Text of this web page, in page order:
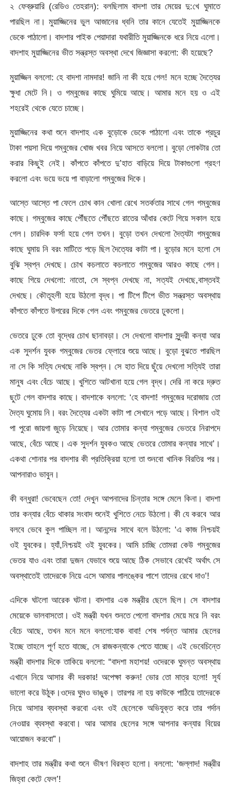
২ ফেব্রুয়ারি (রেডিও তেহরান): বলছিলাম বাদশা তার মেয়ের দু:খে ঘুমাতে
পারছিল না। মুয়াজ্জিনের ভুল আজানের ধ্বনি তার কানে যেতেই মুয়াজ্জিনকে
ডেকে পাঠালো। বাদশার পাইক পেয়াদারা যথারীতি মুয়াজ্জিনকে ধরে নিয়ে এলো।
বাদশাহ মুয়াজ্জিনের ভীত সন্ত্রস্ত অবস্থা দেখে জিজ্ঞাসা করলো: কী হয়েছে?
মুয়াজ্জিন বললো: হে বাদশা নামদার! জানি না কী হয়ে গেল! মনে হচ্ছে দৈত্যের
ক্ষুধা মেটে নি। ও গম্বুজের কাছে ঘুমিয়ে আছে। আমার মনে হয় ও এই
শহরেই থেকে যেতে চাচ্ছে।
মুয়াজ্জিনের কথা শুনে বাদশাহ এক বুড়োকে ডেকে পাঠালো এবং তাকে প্রচুর
টাকা পয়সা দিয়ে গম্বুজের খোজ খবর নিয়ে আসতে বললো। বুড়ো লোকটার তো
করার কিছুই নেই। কাঁপতে কাঁপতে দু’হাত বাড়িয়ে দিয়ে টাকাগুলো গ্রহণ
করলো এবং ভয়ে ভয়ে পা বাড়ালো গম্বুজের দিকে।
আস্তে আস্তে পা ফেলে চোখ কান খোলা রেখে সতর্কতার সাথে গেল গম্বুজের
কাছে। গম্বুজের কাছে পৌঁছতে পৌঁছতে রাতের আঁধার কেটে গিয়ে সকাল হয়ে
গেল। চারদিক ফর্সা হয়ে গেল তখন। বুড়ো তখন দেখলো দৈত্যটা গম্বুজের
কাছে ঘুমায় নি বরং মাটিতে পড়ে ছিল দৈত্যের কাটা পা। বুড়োর মনে হলো সে
বুঝি স্বপ্ন দেখছে। চোখ কচলাতে কচলাতে গম্বুজের আরও কাছে গেল।
কাছে গিয়ে দেখলো: নাতো, সে স্বপ্ন দেখছে না, সত্যই দেখছে,বাস্তবই
দেখছে। কৌতূহলী হয়ে উঠলো বৃদ্ধ। পা টিপে টিপে ভীত সন্ত্রস্ত অবস্থায়
কাঁপতে কাঁপতে উপরের দিকে গেল এবং গম্বুজের ভেতরে ঢুকলো।
ভেতরে ঢুকে তো বৃদ্ধের চোখ ছানাবড়া। সে দেখলো বাদশার সুন্দরী কন্যা আর
এক সুদর্শন যুবক গম্বুজের ভেতর ফ্লোরে শুয়ে আছে। বুড়ো বুঝতে পারছিল
না সে কি সত্যি দেখছে নাকি স্বপ্ন। সে হাত দিয়ে ছুঁয়ে দেখলো সত্যিই তারা
মানুষ এবং বেঁচে আছে। খুশিতে আটখানা হয়ে গেল বৃদ্ধ। দেরি না করে দ্রুত
ছুটে গেল বাদশার কাছে। বাদশাকে বললো: ‘হে বাদশা! গম্বুজের দরোজায় তো
দৈত্য ঘুমোয় নি। বরং দৈত্যের একটা কাটা পা সেখানে পড়ে আছে। বিশাল ওই
পা পুরো জায়গা জুড়ে নিয়েছে। আর তোমার কন্যা গম্বুজের ভেতরে নিরাপদে
আছে, বেঁচে আছে। এক সুদর্শন যুবকও আছে ভেতরে তোমার কন্যার সাথে’।
একথা শোনার পর বাদশার কী প্রতিক্রিয়া হলো তা শুনবো খানিক বিরতির পর।
আপনারাও ভাবুন।
কী বন্ধুরা! ভেবেছেন তো! দেখুন আপনাদের চিন্তার সঙ্গে মেলে কিনা। বাদশা
তার কন্যার বেঁচে থাকার সংবাদ শুনেই খুশিতে নেচে উঠলো। কী যে করবে আর
বলবে ভেবে কুল পাচ্ছিল না। আনন্দের সাথে বলে উঠলো: ‘এ কাজ নিশ্চয়ই
ওই যুবকের। হ্যাঁ,নিশ্চয়ই ওই যুবকের। আমি চাচ্ছি তোমরা কেউ গম্বুজের
ভেতর যাও এবং তারা দুজন যেভাবে শুয়ে আছে ঠিক সেভাবে রেখেই অর্থাৎ সে
অবস্থাতেই তাদেরকে নিয়ে এসে আমার পালঙ্কের পাশে তাদের রেখে দাও’!
এদিকে ঘটলো আরেক ঘটনা। বাদশার এক মন্ত্রীর ছেলে ছিল। সে বাদশার
মেয়েকে ভালবাসতো। ওই মন্ত্রী যখন শুনতে পেলো বাদশার মেয়ে মরে নি বরং
বেঁচে আছে, তখন মনে মনে বললো:যাক বাবা! শেষ পর্যন্ত আমার ছেলের
ইচ্ছে তাহলে পূর্ণ হতে যাচ্ছে, সে রাজকন্যাকে পেতে যাচ্ছে। এই ভেবেচিন্তে
মন্ত্রী বাদশার দিকে তাকিয়ে বললো: “বাদশা মহাশয়! ওদেরকে ঘুমন্ত অবস্থায়
এখানে নিয়ে আসার কী দরকার! অপেক্ষা করুন! ভোর তো মাত্র হলো! সূর্য
ভালো করে উঠুক।ওদের ঘুমও ভাঙুক। তারপর না হয় কাউকে পাঠিয়ে তাদেরকে
নিয়ে আসার ব্যবস্থা করবো এবং ওই ছেলেকে অভিযুক্ত করে তার গর্দান
নেওয়ার ব্যবস্থা করবো। আর আমার ছেলের সঙ্গে আপনার কন্যার বিয়ের
আয়োজন করবো”।
বাদশাহ তার মন্ত্রীর কথা শুনে ভীষণ বিরক্ত হলো। বললো: ‘জল্লাদ! মন্ত্রীর
জিহ্বা কেটে ফেল’!